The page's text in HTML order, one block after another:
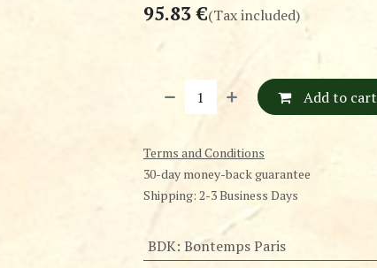
95.83€(Tax included)
Add to cart
Terms and Conditions
30-day money-back guarantee
Shipping: 2-3 Business Days
BDK: Bontemps Paris